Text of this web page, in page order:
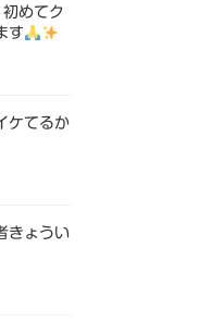
めてク
す
ケてるか
きょうい